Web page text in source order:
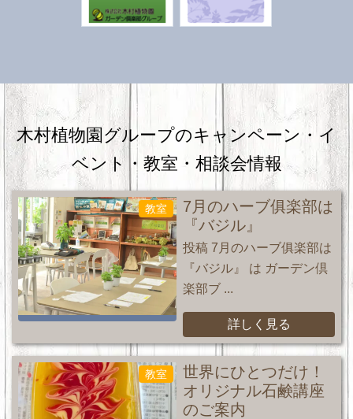
木村植物園グループのキャンペーン・ イ
ベント・教室・相談会情報
教室
7月のハーブ俱楽部は
『バジル』
投稿 7月のハーブ俱楽部は
『バジル』 は ガーデン倶
楽部ブ ...
詳しく見る
教室
世界にひとつだけ！
オリジナル石鹸講座
のご案内